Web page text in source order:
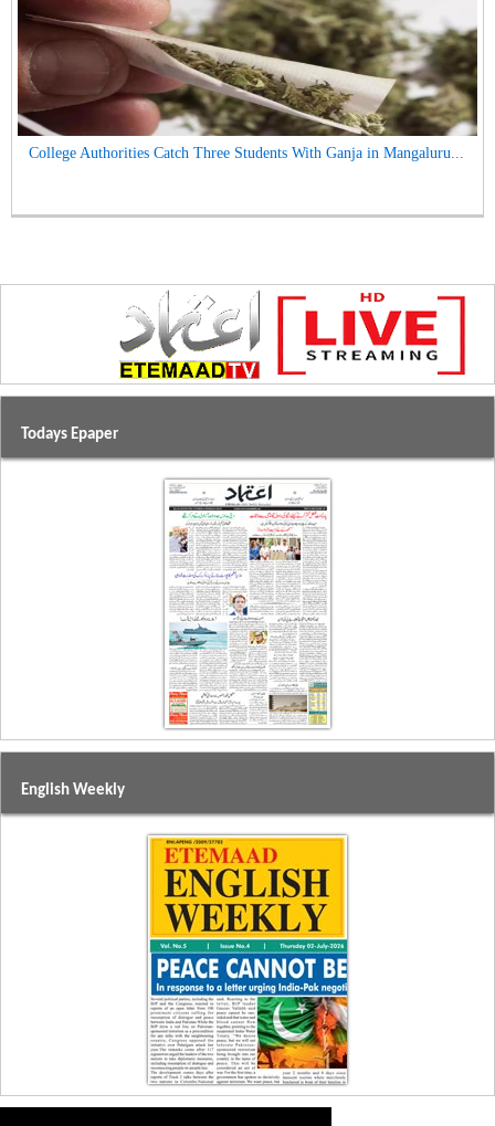
College Authorities Catch Three Students With Ganja in Mangaluru...
Todays Epaper
English Weekly